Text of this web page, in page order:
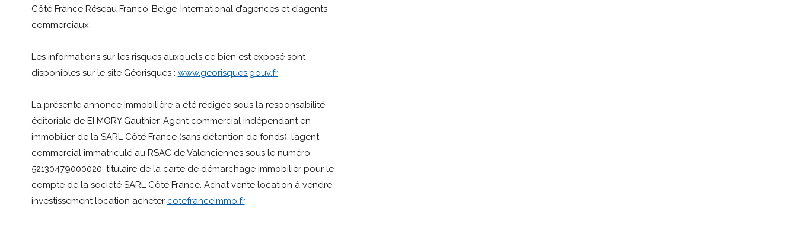
Côté France Réseau Franco-Belge-International d’agences et d’agents
commerciaux.
Les informations sur les risques auxquels ce bien est exposé sont
disponibles sur le site Géorisques : www.georisques.gouv.fr
La présente annonce immobilière a été rédigée sous la responsabilité
éditoriale de EI MORY Gauthier, Agent commercial indépendant en
immobilier de la SARL Côté France (sans détention de fonds), l’agent
commercial immatriculé au RSAC de Valenciennes sous le numéro
52130479000020, titulaire de la carte de démarchage immobilier pour le
compte de la société SARL Côté France. Achat vente location à vendre
investissement location acheter cotefranceimmo.fr